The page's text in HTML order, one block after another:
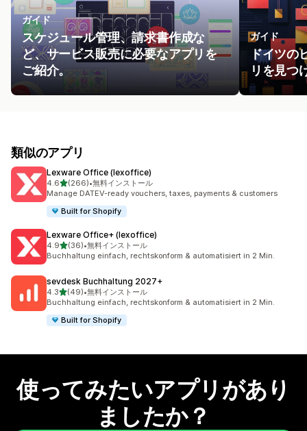
ガイド
スケジュール管理、請求書作成な
ど、サービス販売に必要なアプリを
ご紹介。
ガイド
ドイツの
リを見つ
類似のアプリ
Lexware Office (lexoffice)
4.65つ星中
(266)
合計レビュー数：266件
•無料インストール
Manage DATEV-ready vouchers, taxes, payments & customers
Built for Shopify
Lexware Office+ (lexoffice)
4.95つ星中
(36)
合計レビュー数：36件
•無料インストール
Buchhaltung einfach, rechtskonform & automatisiert in 2 Min.
sevdesk Buchhaltung 2027+
4.35つ星中
(49)
合計レビュー数：49件
•無料インストール
Buchhaltung einfach, rechtskonform & automatisiert in 2 Min.
Built for Shopify
使ってみたいアプリがあり
ましたか？